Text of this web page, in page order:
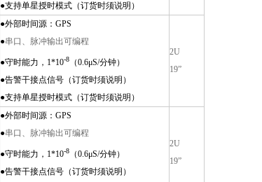
●支持单星授时模式（订货时须说明）
●外部时间源：GPS
●串口、脉冲输出可编程
●守时能力，1*10-8（0.6μS/分钟）
●告警干接点信号（订货时须说明）
●支持单星授时模式（订货时须说明）
2U
19”
●外部时间源：GPS
●串口、脉冲输出可编程
●守时能力，1*10-8（0.6μS/分钟）
●告警干接点信号（订货时须说明）
2U
19”